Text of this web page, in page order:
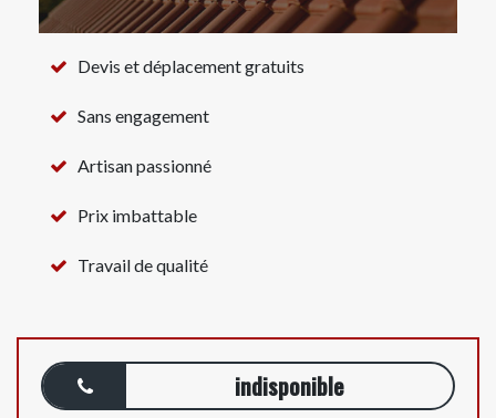
Devis et déplacement gratuits
Sans engagement
Artisan passionné
Prix imbattable
Travail de qualité
indisponible